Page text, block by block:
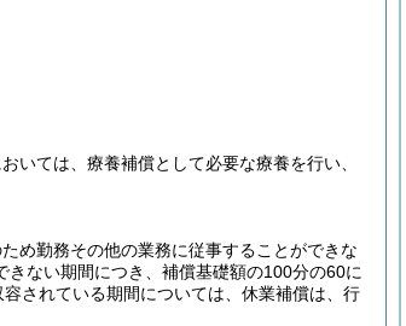
いては、療養補償として必要な療養を行い、
め勤務その他の業務に従事することができな
ない期間につき、補償基礎額の100分の60に
されている期間については、休業補償は、行